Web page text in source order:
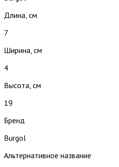
Длина, см
7
Ширина, см
4
Высота, см
19
Бренд
Burgol
Альтернативное название